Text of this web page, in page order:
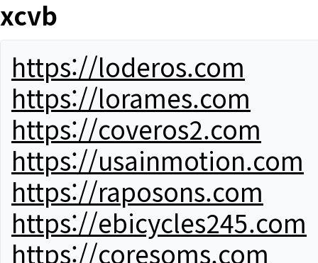
xcvb
https://loderos.com
https://lorames.com
https://coveros2.com
https://usainmotion.com
https://raposons.com
https://ebicycles245.com
https://coresoms.com